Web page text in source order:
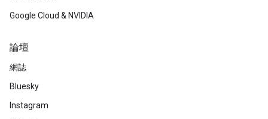
Google Cloud & NVIDIA
論壇
網誌
Bluesky
Instagram